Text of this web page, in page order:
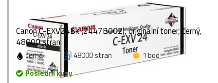
Canon C-EXV24Bk (2447B002), originální toner, černý,
48000 stran
černá 48000 stran
1 bod
Poslední kusy